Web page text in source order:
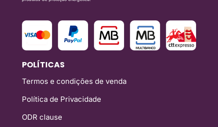
POLÍTICAS
Termos e condições de venda
Política de Privacidade
ODR clause